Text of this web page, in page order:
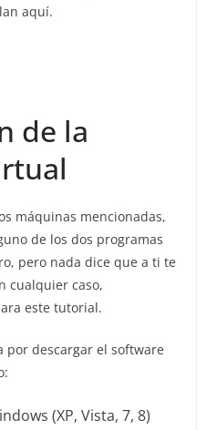
aquí.
de la
máquinas mencionadas,
de los dos programas
pero nada dice que a ti te
cualquier caso,
este tutorial.
por descargar el software
(XP, Vista, 7, 8)